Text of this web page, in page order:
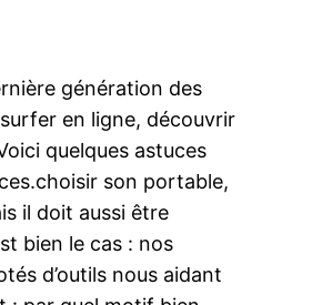
génération des
en ligne, découvrir
quelques astuces
son portable,
il doit aussi être
bien le cas : nos
d’outils nous aidant